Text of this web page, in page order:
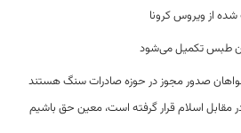
از ویروس کرونا
خواهان صدور مجوز در حوزه صادرات سنگ هستند
اسلام قرار گرفته است، معین حق باشیم